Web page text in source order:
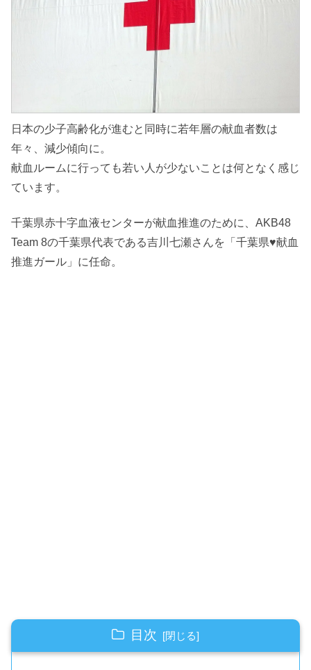
日本の少子高齢化が進むと同時に若年層の献血者数は
年々、減少傾向に。
献血ルームに行っても若い人が少ないことは何となく感じ
ています。
千葉県赤十字血液センターが献血推進のために、AKB48
Team 8の千葉県代表である吉川七瀬さんを「千葉県♥献血
推進ガール」に任命。
目次